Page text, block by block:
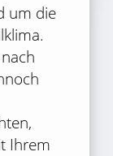
um die
Ihrem